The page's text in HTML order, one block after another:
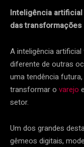
Inteligência
das transformações
A inteligência
diferente de outras
uma tendência
transformar o varejo
setor.
Um dos grandes
gêmeos digitais,